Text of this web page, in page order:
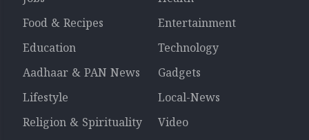
Food & Recipes
Entertainment
Education
Technology
Aadhaar & PAN News
Gadgets
Lifestyle
Local-News
Religion & Spirituality
Video